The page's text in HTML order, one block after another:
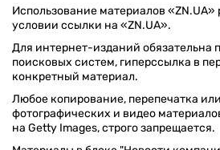
Использование материалов «ZN.UA»
условии ссылки на «ZN.UA».
Для интернет-изданий обязательна
поисковых систем, гиперссылка в
конкретный материал.
Любое копирование, перепечатка
фотографических и видео
на Getty Images, строго запрещается.